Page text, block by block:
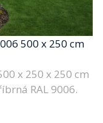
500 x 250 cm
x 250 x 250 cm
RAL 9006.